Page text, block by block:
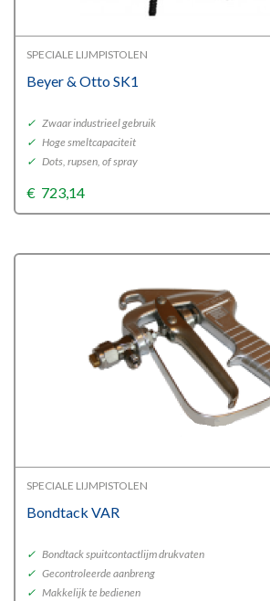
SPECIALE LIJMPISTOLEN
Beyer & Otto SK1
✓ Zwaar industrieel gebruik
✓ Hoge smeltcapaciteit
✓ Dots, rupsen, of spray
€ 723,14
SPECIALE LIJMPISTOLEN
Bondtack VAR
✓ Bondtack spuitcontactlijm drukvaten
✓ Gecontroleerde aanbreng
✓ Makkelijk te bedienen